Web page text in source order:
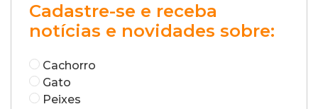
Cadastre-se e receba
notícias e novidades sobre:
Cachorro
Gato
Peixes